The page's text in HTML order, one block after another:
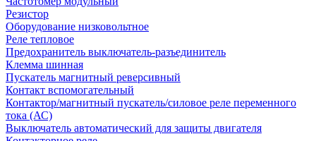
Резистор
Оборудование низковольтное
Реле тепловое
Предохранитель выключатель-разъединитель
Клемма шинная
Пускатель магнитный реверсивный
Контакт вспомогательный
Контактор/магнитный пускатель/силовое реле переменного
тока (АС)
Выключатель автоматический для защиты двигателя